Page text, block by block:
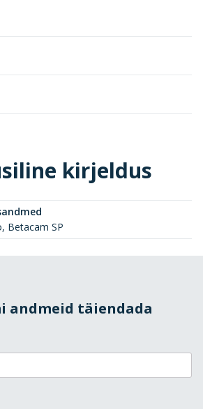
kirjeldus
Betacam SP
andmeid täiendada